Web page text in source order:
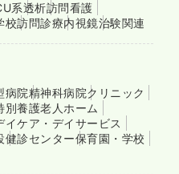
系透析訪問看護
校訪問診療内視鏡治験関連
病院精神科病院クリニック
別養護老人ホーム
イケア・デイサービス
健診センター保育園・学校